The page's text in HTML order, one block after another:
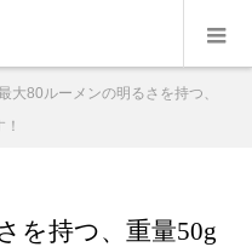
最大80ルーメンの明るさを持つ、
を持つ、重量50g